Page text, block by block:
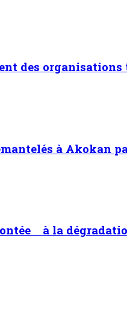
organisations
à Akokan
à la